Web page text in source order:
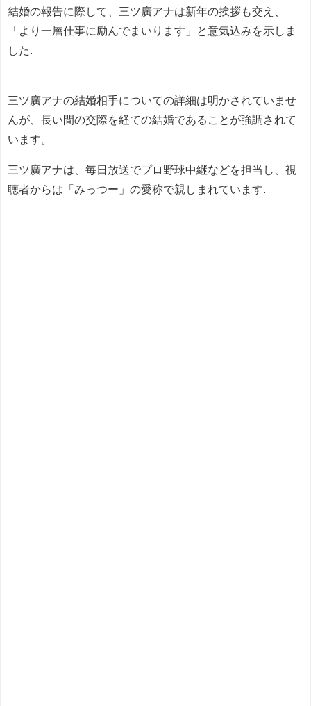
結婚の報告に際して、三ツ廣アナは新年の挨拶も交え、
「より一層仕事に励んでまいります」と意気込みを示しま
した.
三ツ廣アナの結婚相手についての詳細は明かされていませ
んが、長い間の交際を経ての結婚であることが強調されて
います。
三ツ廣アナは、毎日放送でプロ野球中継などを担当し、視
聴者からは「みっつー」の愛称で親しまれています.